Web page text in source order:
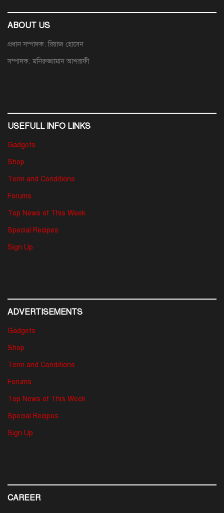
ABOUT US
প্রধান সম্পাদক: রিয়াজ হোসেন
সম্পাদক: মনিরুজ্জামান আশরাফী
USEFULL INFO LINKS
Gadgets
Shop
Term and Conditions
Forums
Top News of This Week
Special Recipes
Sign Up
ADVERTISEMENTS
Gadgets
Shop
Term and Conditions
Forums
Top News of This Week
Special Recipes
Sign Up
CAREER